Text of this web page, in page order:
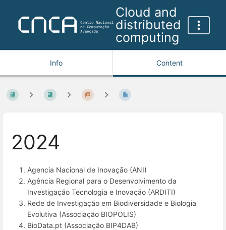
Cloud and
distributed
computing
Info Content
2024
Agencia Nacional de Inovação (ANI)
Agência Regional para o Desenvolvimento da
Investigação Tecnologia e Inovação (ARDITI)
Rede de Investigação em Biodiversidade e Biologia
Evolutiva (Associação BIOPOLIS)
BioData.pt (Associação BIP4DAB)